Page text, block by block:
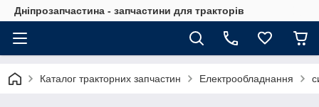
Дніпрозапчастина - запчастини для тракторів
Каталог тракторних запчастин Електрообладнання